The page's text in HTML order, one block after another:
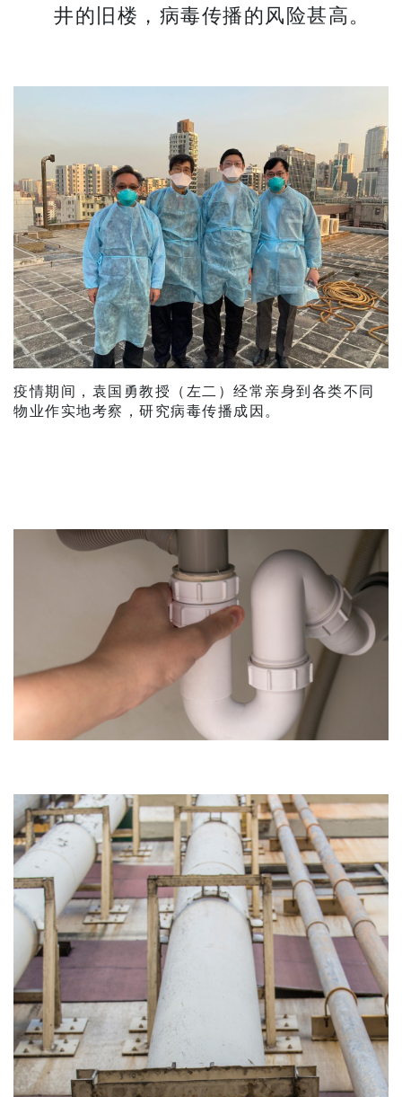
井的旧楼，病毒传播的风险甚高。
疫情期间，袁国勇教授（左二）经常亲身到各类不同
物业作实地考察，研究病毒传播成因。